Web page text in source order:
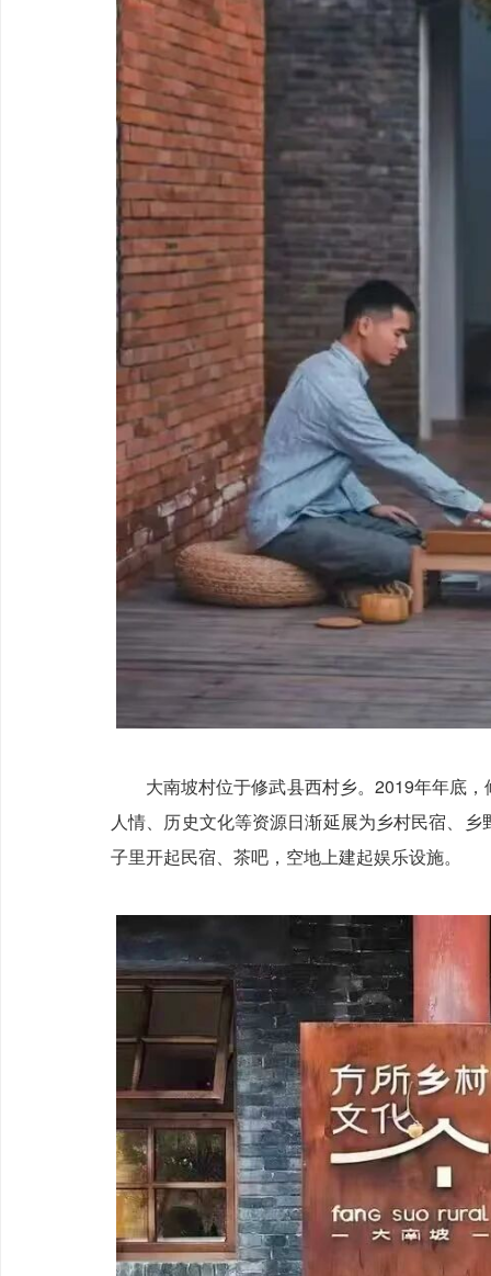
大南坡村位于修武县西村乡。2019年年底
人情、历史文化等资源日渐延展为乡村民宿、
子里开起民宿、茶吧，空地上建起娱乐设施。